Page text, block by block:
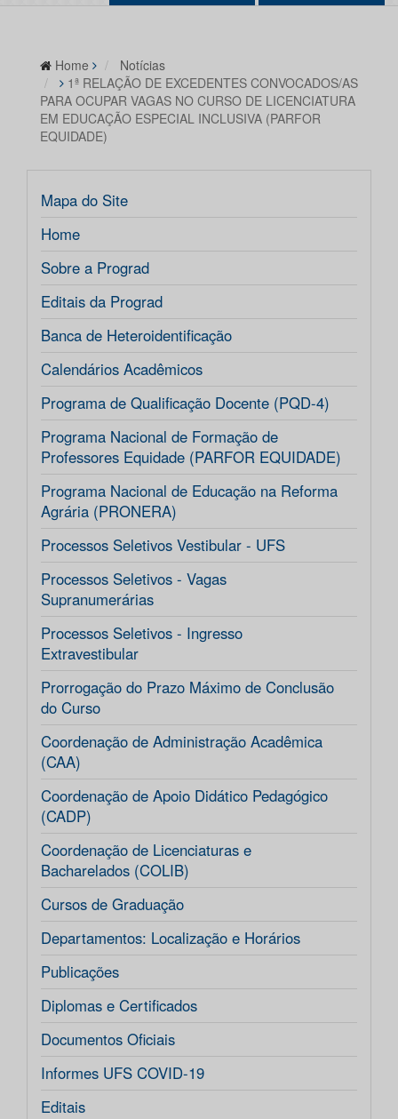
Home
Notícias
1ª RELAÇÃO DE EXCEDENTES CONVOCADOS/AS
PARA OCUPAR VAGAS NO CURSO DE LICENCIATURA
EM EDUCAÇÃO ESPECIAL INCLUSIVA (PARFOR
EQUIDADE)
Mapa do Site
Home
Sobre a Prograd
Editais da Prograd
Banca de Heteroidentificação
Calendários Acadêmicos
Programa de Qualificação Docente (PQD-4)
Programa Nacional de Formação de
Professores Equidade (PARFOR EQUIDADE)
Programa Nacional de Educação na Reforma
Agrária (PRONERA)
Processos Seletivos Vestibular - UFS
Processos Seletivos - Vagas
Supranumerárias
Processos Seletivos - Ingresso
Extravestibular
Prorrogação do Prazo Máximo de Conclusão
do Curso
Coordenação de Administração Acadêmica
(CAA)
Coordenação de Apoio Didático Pedagógico
(CADP)
Coordenação de Licenciaturas e
Bacharelados (COLIB)
Cursos de Graduação
Departamentos: Localização e Horários
Publicações
Diplomas e Certificados
Documentos Oficiais
Informes UFS COVID-19
Editais